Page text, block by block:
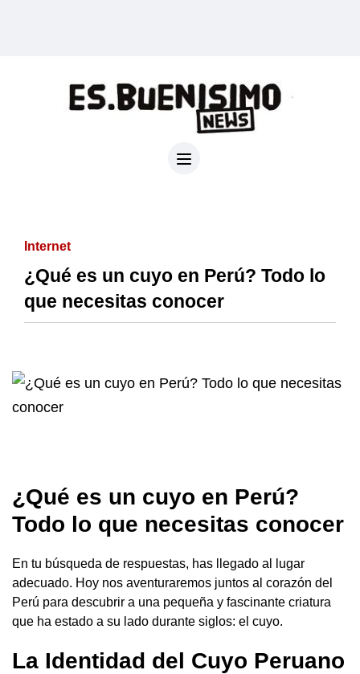
Internet
¿Qué es un cuyo en Perú? Todo lo
que necesitas conocer
¿Qué es un cuyo en Perú?
Todo lo que necesitas conocer
En tu búsqueda de respuestas, has llegado al lugar
adecuado. Hoy nos aventuraremos juntos al corazón del
Perú para descubrir a una pequeña y fascinante criatura
que ha estado a su lado durante siglos: el cuyo.
La Identidad del Cuyo Peruano